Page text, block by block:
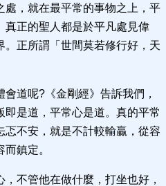
處，就在最平常的事物之上，平
真正的聖人都是於平凡處見偉
。正所謂「世間莫若修行好，天
道呢?《金剛經》告訴我們，
是道，平常心是道。真的平常
不安，就是不計較輸贏，從容
鎮定。
不管他在做什麼，打坐也好，